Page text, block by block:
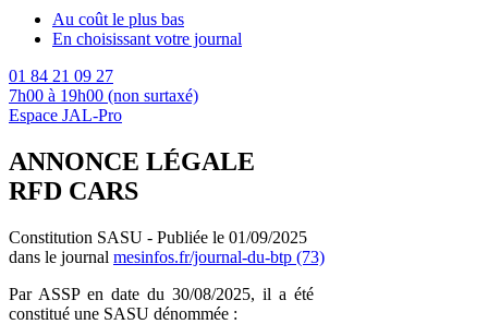
Au coût le plus bas
En choisissant votre journal
01 84 21 09 27
7h00 à 19h00 (non surtaxé)
Espace JAL-Pro
ANNONCE LÉGALE
RFD CARS
Constitution SASU - Publiée le 01/09/2025
dans le journal mesinfos.fr/journal-du-btp (73)
Par ASSP en date du 30/08/2025, il a été
constitué une SASU dénommée :